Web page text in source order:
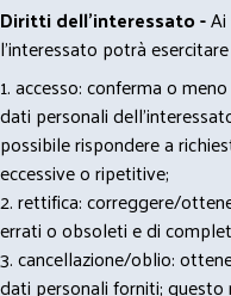
Diritti dell’interessato -
l’interessato potrà
1. accesso: conferma o
dati personali
possibile rispondere a
eccessive o ripetitive;
2. rettifica: correggere/
errati o obsoleti e di
3. cancellazione/oblio:
dati personali forniti;